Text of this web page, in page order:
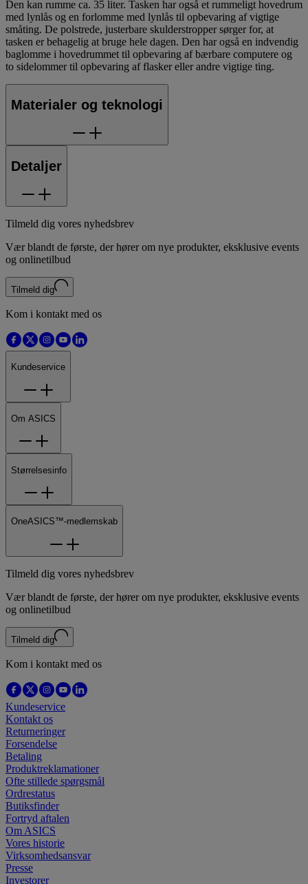
Den kan rumme ca. 35 liter. Tasken har også et rummeligt hovedrum
med lynlås og en forlomme med lynlås til opbevaring af vigtige
småting. De polstrede, justerbare skulderstropper sørger for, at
tasken er behagelig at bruge hele dagen. Den har også en indvendig
baglomme i hovedrummet til opbevaring af bærbare computere og
to sidelommer til opbevaring af flasker eller andre vigtige ting.
Materialer og teknologi
Detaljer
Tilmeld dig vores nyhedsbrev
Vær blandt de første, der hører om nye produkter, eksklusive events
og onlinetilbud
Tilmeld dig
Kom i kontakt med os
Kundeservice
Om ASICS
Størrelsesinfo
OneASICS™-medlemskab
Tilmeld dig vores nyhedsbrev
Vær blandt de første, der hører om nye produkter, eksklusive events
og onlinetilbud
Tilmeld dig
Kom i kontakt med os
Kundeservice
Kontakt os
Returneringer
Forsendelse
Betaling
Produktreklamationer
Ofte stillede spørgsmål
Ordrestatus
Butiksfinder
Fortryd aftalen
Om ASICS
Vores historie
Virksomhedsansvar
Presse
Investorer